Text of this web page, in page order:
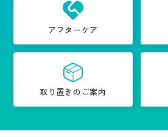
アフターケア
取り置きのご案内